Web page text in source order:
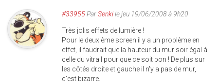
#33955ParSenkile jeu 19/06/2008 à 9h20
Très jolis effets de lumière !
Pour le deuxième screen il y a un problème en
effet, il faudrait que la hauteur du mur soir égal à
celle du vitrail pour que ce soit bon ! De plus sur
les côtés droite et gauche il n'y a pas de mur,
c'est bizarre.